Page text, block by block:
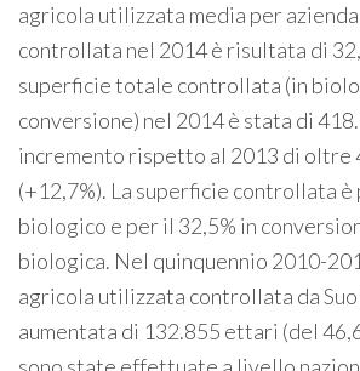
agricola utilizzata media per
controllata nel 2014 è risultata di
superficie totale controllata (in
conversione) nel 2014 è stata di
incremento rispetto al 2013 di oltre
(+12,7%). La superficie controllata è
biologico e per il 32,5% in
biologica. Nel quinquennio 2010-
agricola utilizzata controllata da
aumentata di 132.855 ettari (del